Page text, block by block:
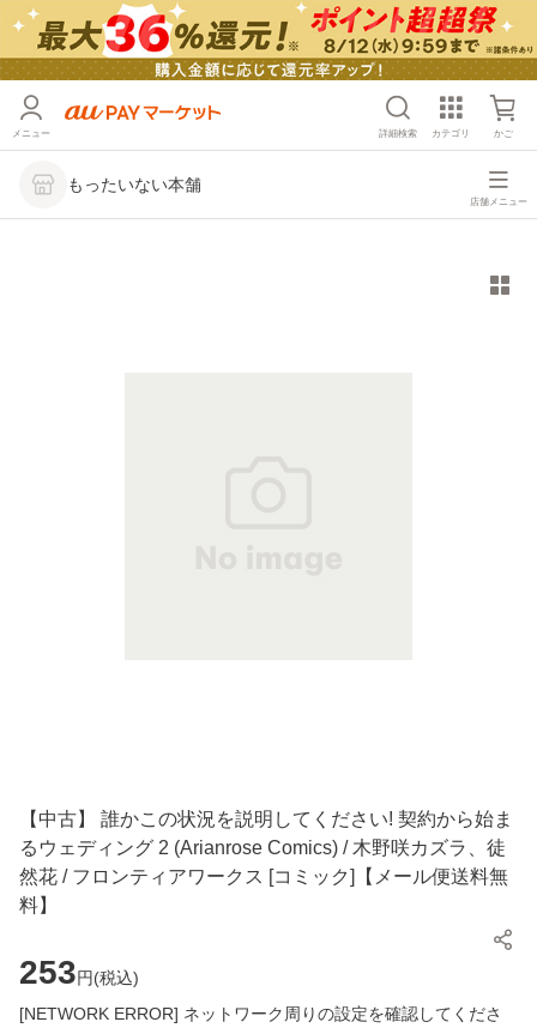
メニュー 詳細検索 カテゴリ かご
もったいない本舗
店舗メニュー
【中古】 誰かこの状況を説明してください! 契約から始ま
るウェディング 2 (Arianrose Comics) / 木野咲カズラ、徒
然花 / フロンティアワークス [コミック]【メール便送料無
料】
253円(税込)
[NETWORK ERROR] ネットワーク周りの設定を確認してくださ